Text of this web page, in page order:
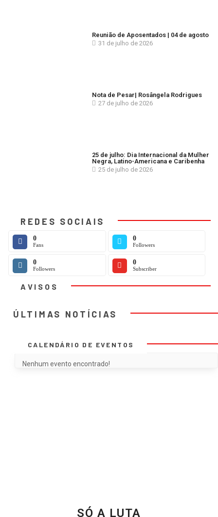
Reunião de Aposentados | 04 de agosto
31 de julho de 2026
Nota de Pesar| Rosângela Rodrigues
27 de julho de 2026
25 de julho: Dia Internacional da Mulher
Negra, Latino-Americana e Caribenha
25 de julho de 2026
REDES SOCIAIS
0
Fans
0
Followers
0
Followers
0
Subscriber
AVISOS
ÚLTIMAS NOTÍCIAS
CALENDÁRIO DE EVENTOS
Nenhum evento encontrado!
SÓ A LUTA